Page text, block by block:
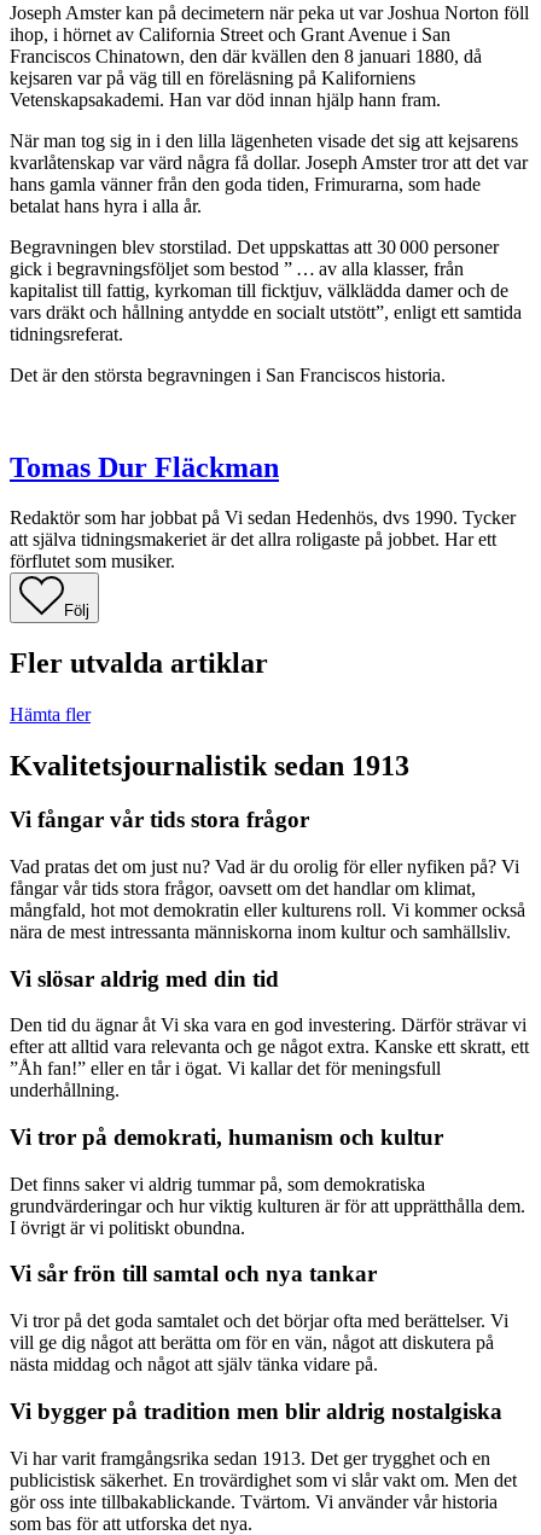
Joseph Amster kan på decimetern när peka ut var Joshua Norton föll
ihop, i hörnet av California Street och Grant Avenue i San
Franciscos Chinatown, den där kvällen den 8 januari 1880, då
kejsaren var på väg till en föreläsning på Kaliforniens
Vetenskapsakademi. Han var död innan hjälp hann fram.
När man tog sig in i den lilla lägenheten visade det sig att kejsarens
kvarlåtenskap var värd några få dollar. Joseph Amster tror att det var
hans gamla vänner från den goda tiden, Frimurarna, som hade
betalat hans hyra i alla år.
Begravningen blev storstilad. Det uppskattas att 30 000 personer
gick i begravningsföljet som bestod ” … av alla klasser, från
kapitalist till fattig, kyrkoman till ficktjuv, välklädda damer och de
vars dräkt och hållning antydde en socialt utstött”, enligt ett samtida
tidningsreferat.
Det är den största begravningen i San Franciscos historia.
Tomas Dur Fläckman
Redaktör som har jobbat på Vi sedan Hedenhös, dvs 1990. Tycker
att själva tidningsmakeriet är det allra roligaste på jobbet. Har ett
förflutet som musiker.
Följ
Fler utvalda artiklar
Hämta fler
Kvalitetsjournalistik sedan 1913
Vi fångar vår tids stora frågor
Vad pratas det om just nu? Vad är du orolig för eller nyfiken på? Vi
fångar vår tids stora frågor, oavsett om det handlar om klimat,
mångfald, hot mot demokratin eller kulturens roll. Vi kommer också
nära de mest intressanta människorna inom kultur och samhällsliv.
Vi slösar aldrig med din tid
Den tid du ägnar åt Vi ska vara en god investering. Därför strävar vi
efter att alltid vara relevanta och ge något extra. Kanske ett skratt, ett
”Åh fan!” eller en tår i ögat. Vi kallar det för meningsfull
underhållning.
Vi tror på demokrati, humanism och kultur
Det finns saker vi aldrig tummar på, som demokratiska
grundvärderingar och hur viktig kulturen är för att upprätthålla dem.
I övrigt är vi politiskt obundna.
Vi sår frön till samtal och nya tankar
Vi tror på det goda samtalet och det börjar ofta med berättelser. Vi
vill ge dig något att berätta om för en vän, något att diskutera på
nästa middag och något att själv tänka vidare på.
Vi bygger på tradition men blir aldrig nostalgiska
Vi har varit framgångsrika sedan 1913. Det ger trygghet och en
publicistisk säkerhet. En trovärdighet som vi slår vakt om. Men det
gör oss inte tillbakablickande. Tvärtom. Vi använder vår historia
som bas för att utforska det nya.